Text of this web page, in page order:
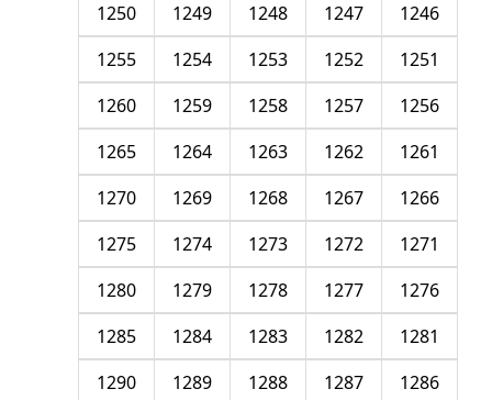
1246
1247
1248
1249
1250
1251
1252
1253
1254
1255
1256
1257
1258
1259
1260
1261
1262
1263
1264
1265
1266
1267
1268
1269
1270
1271
1272
1273
1274
1275
1276
1277
1278
1279
1280
1281
1282
1283
1284
1285
1286
1287
1288
1289
1290